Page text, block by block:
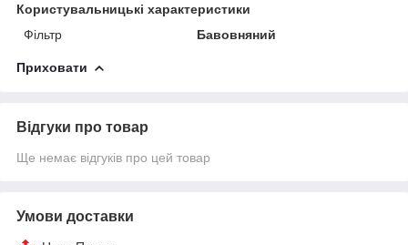
Користувальницькі характеристики
Фільтр
Бавовняний
Приховати
Відгуки про товар
Ще немає відгуків про цей товар
Умови доставки